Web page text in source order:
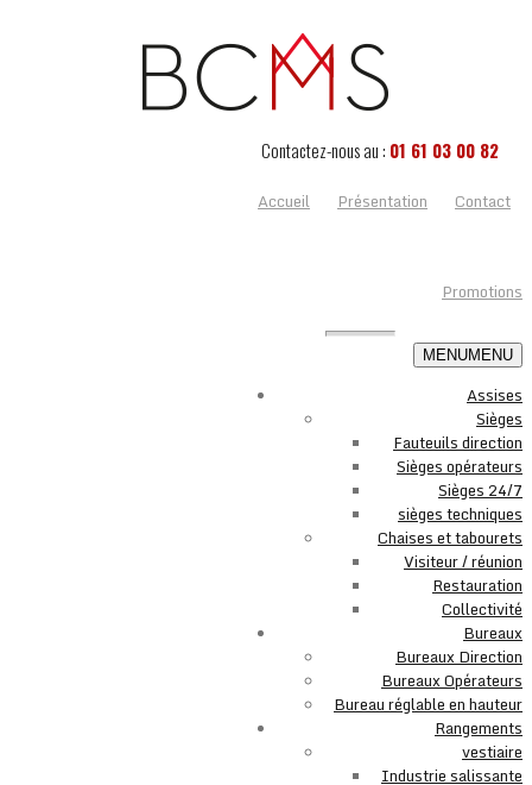
Contactez-nous au : 01 61 03 00 82
Accueil
Présentation Contact
Promotions
MENUMENU
Assises
Sièges
Fauteuils direction
Sièges opérateurs
Sièges 24/7
sièges techniques
Chaises et tabourets
Visiteur / réunion
Restauration
Collectivité
Bureaux
Bureaux Direction
Bureaux Opérateurs
Bureau réglable en hauteur
Rangements
vestiaire
Industrie salissante